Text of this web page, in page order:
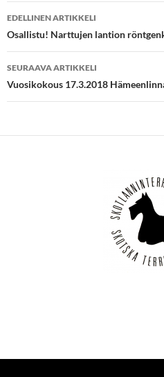
Artikkelien
selaus
EDELLINEN ARTIKKELI
Osallistu! Narttujen lantion
SEURAAVA ARTIKKELI
Vuosikokous 17.3.2018